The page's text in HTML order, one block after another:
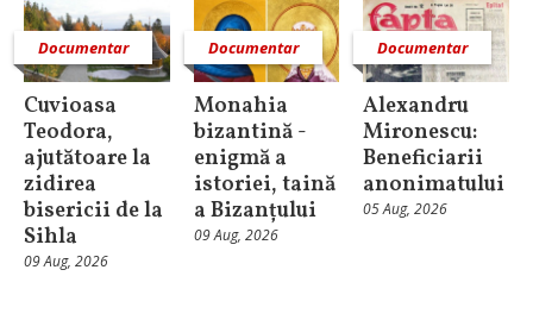
Documentar
Cuvioasa
Teodora,
ajutătoare la
zidirea
bisericii de la
Sihla
09 Aug, 2026
Documentar
Monahia
bizantină -
enigmă a
istoriei, taină
a Bizanțului
09 Aug, 2026
Documentar
Alexandru
Mironescu:
Beneficiarii
anonimatului
05 Aug, 2026